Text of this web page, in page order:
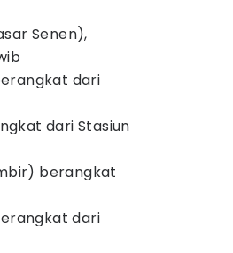
Senen),
dari
dari Stasiun
berangkat
dari